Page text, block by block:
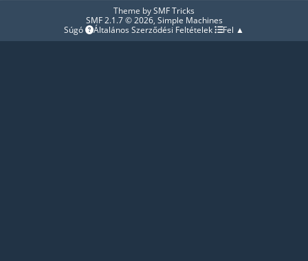
Theme bySMF Tricks
SMF 2.1.7 © 2026, Simple Machines
Súgó
Általános Szerződési Feltételek Fel ▲